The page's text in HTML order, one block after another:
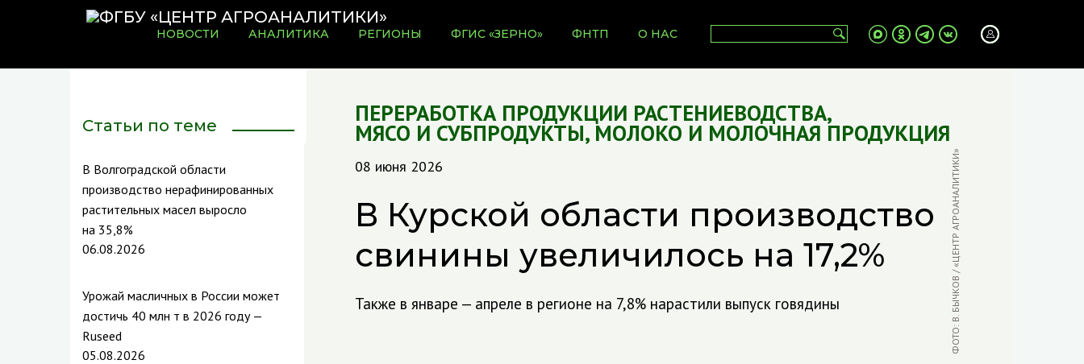
НОВОСТИ АНАЛИТИКА РЕГИОНЫ ФГИС «ЗЕРНО» ФНТП О НАС
Статьи по теме
В Волгоградской области
производство нерафинированных
растительных масел выросло
на 35,8%
06.08.2026
Урожай масличных в России может
достичь 40 млн т в 2026 году —
Ruseed
05.08.2026
ПЕРЕРАБОТКА ПРОДУКЦИИ РАСТЕНИЕВОДСТВА,
МЯСО И СУБПРОДУКТЫ, МОЛОКО И МОЛОЧНАЯ ПРОДУКЦИЯ
08 июня 2026
В Курской области производство
свинины увеличилось на 17,2%
Также в январе — апреле в регионе на 7,8% нарастили выпуск говядины ФОТО: В. БЫЧКОВ / «ЦЕНТР АГРОАНАЛИТИКИ»